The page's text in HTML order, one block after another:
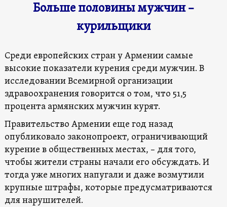
Больше половины мужчин –
курильщики
Среди европейских стран у Армении самые
высокие показатели курения среди мужчин. В
исследовании Всемирной организации
здравоохранения говорится о том, что 51,5
процента армянских мужчин курят.
Правительство Армении еще год назад
опубликовало законопроект, ограничивающий
курение в общественных местах, – для того,
чтобы жители страны начали его обсуждать. И
тогда уже многих напугали и даже возмутили
крупные штрафы, которые предусматриваются
для нарушителей.